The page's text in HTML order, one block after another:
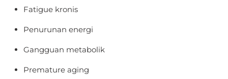
Fatigue kronis
Penurunan energi
Gangguan metabolik
Premature aging